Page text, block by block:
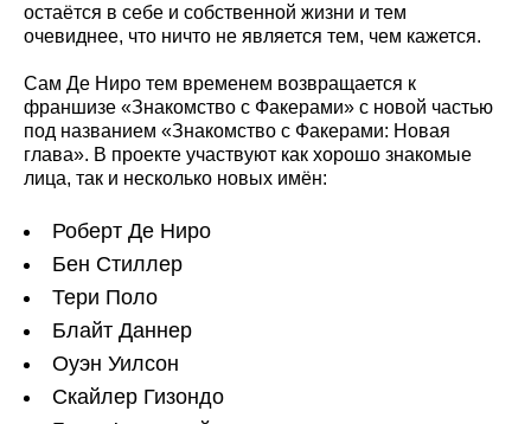
остаётся в себе и собственной жизни и тем
очевиднее, что ничто не является тем, чем кажется.
Сам Де Ниро тем временем возвращается к
франшизе «Знакомство с Факерами» с новой частью
под названием «Знакомство с Факерами: Новая
глава». В проекте участвуют как хорошо знакомые
лица, так и несколько новых имён:
Роберт Де Ниро
Бен Стиллер
Тери Поло
Блайт Даннер
Оуэн Уилсон
Скайлер Гизондо